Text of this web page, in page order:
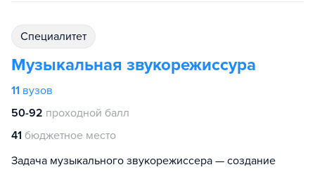
специалитет
Музыкальная звукорежиссура
11 вузов
50-92 проходной балл
41 бюджетное место
Задача музыкального звукорежиссера — создание